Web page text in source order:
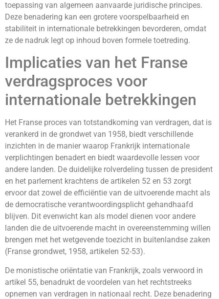
toepassing van algemeen aanvaarde juridische principes.
Deze benadering kan een grotere voorspelbaarheid en
stabiliteit in internationale betrekkingen bevorderen, omdat
ze de nadruk legt op inhoud boven formele toetreding.
Implicaties van het Franse
verdragsproces voor
internationale betrekkingen
Het Franse proces van totstandkoming van verdragen, dat is
verankerd in de grondwet van 1958, biedt verschillende
inzichten in de manier waarop Frankrijk internationale
verplichtingen benadert en biedt waardevolle lessen voor
andere landen. De duidelijke rolverdeling tussen de president
en het parlement krachtens de artikelen 52 en 53 zorgt
ervoor dat zowel de efficiëntie van de uitvoerende macht als
de democratische verantwoordingsplicht gehandhaafd
blijven. Dit evenwicht kan als model dienen voor andere
landen die de uitvoerende macht in overeenstemming willen
brengen met het wetgevende toezicht in buitenlandse zaken
(Franse grondwet, 1958, artikelen 52-53).
De monistische oriëntatie van Frankrijk, zoals verwoord in
artikel 55, benadrukt de voordelen van het rechtstreeks
opnemen van verdragen in nationaal recht. Deze benadering